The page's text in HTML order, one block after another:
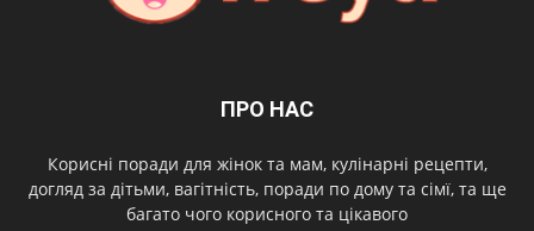
ПРО НАС
Корисні поради для жінок та мам, кулінарні рецепти,
догляд за дітьми, вагітність, поради по дому та сімї, та ще
багато чого корисного та цікавого